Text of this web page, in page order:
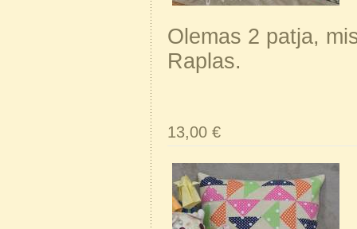
Olemas 2 patja,
Raplas.
13,00 €